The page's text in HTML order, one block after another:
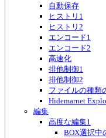
自動保存
ヒストリ1
ヒストリ2
エンコード1
エンコード2
高速化
排他制御1
排他制御2
ファイルの種類
Hidemarnet
編集
高度な編集1
BOX選択中